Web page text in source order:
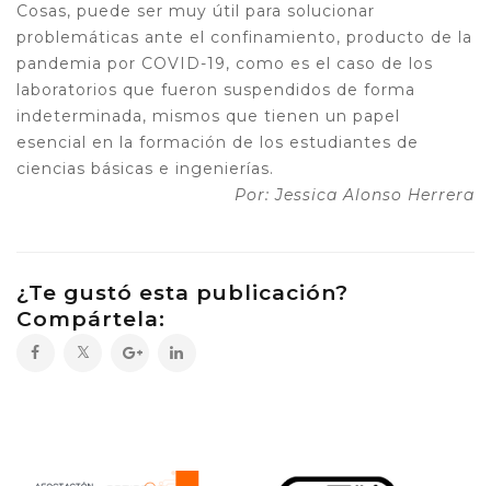
Cosas, puede ser muy útil para solucionar
problemáticas ante el confinamiento, producto de la
pandemia por COVID-19, como es el caso de los
laboratorios que fueron suspendidos de forma
indeterminada, mismos que tienen un papel
esencial en la formación de los estudiantes de
ciencias básicas e ingenierías.
Por: Jessica Alonso Herrera
¿Te gustó esta publicación?
Compártela: